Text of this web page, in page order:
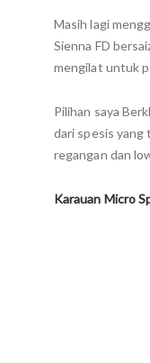
Masih lagi
Sienna FD
mengilat untuk
Pilihan saya
dari spesis yang
regangan dan
Karauan Micro